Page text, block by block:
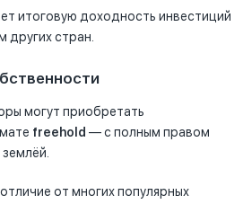
итоговую доходность инвестиций
других стран.
могут приобретать
freehold — с полным правом
от многих популярных